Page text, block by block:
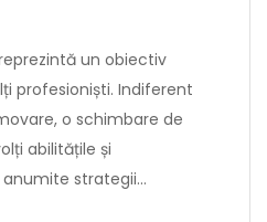
un obiectiv
profesioniști. Indiferent
o schimbare de
abilitățile și
strategii…